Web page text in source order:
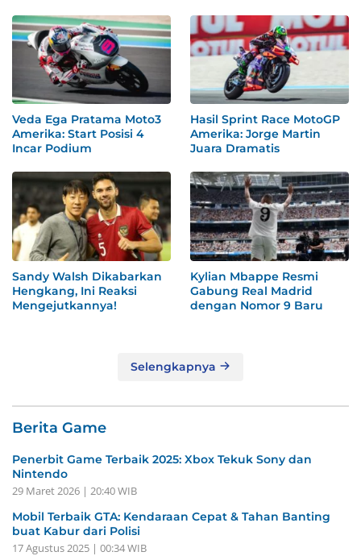
Veda Ega Pratama Moto3
Amerika: Start Posisi 4
Incar Podium
Hasil Sprint Race MotoGP
Amerika: Jorge Martin
Juara Dramatis
Sandy Walsh Dikabarkan
Hengkang, Ini Reaksi
Mengejutkannya!
Kylian Mbappe Resmi
Gabung Real Madrid
dengan Nomor 9 Baru
Selengkapnya
Berita Game
Penerbit Game Terbaik 2025: Xbox Tekuk Sony dan
Nintendo
29 Maret 2026 | 20:40 WIB
Mobil Terbaik GTA: Kendaraan Cepat & Tahan Banting
buat Kabur dari Polisi
17 Agustus 2025 | 00:34 WIB